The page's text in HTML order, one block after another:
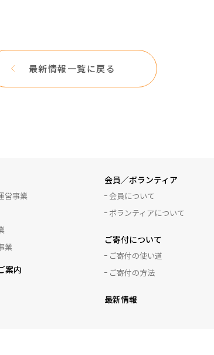
最新情報一覧に戻る
営事業
業
案内
会員／ボランティア
会員について
ボランティアについて
ご寄付について
ご寄付の使い道
ご寄付の方法
最新情報